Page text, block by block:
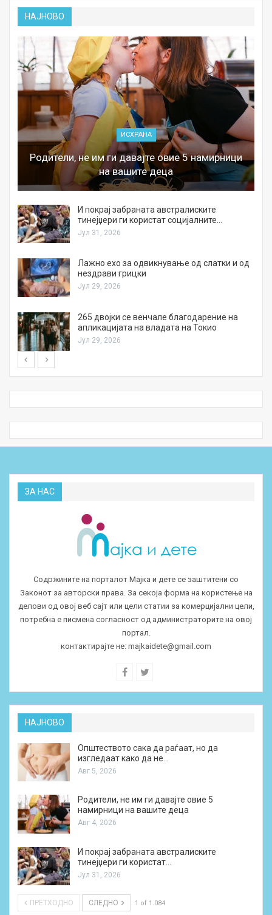
НАЈНОВО
ИСХРАНА
Родители, не им ги давајте овие 5 намирници
на вашите деца
И покрај забраната австралиските
тинејџери ги користат социјалните…
Јул 31, 2026
Лажно ехо за одвикнување од слатки и од
нездрави грицки
Јул 29, 2026
265 двојки се венчале благодарение на
апликацијата на владата на Токио
Јул 29, 2026
ЗА НАС
Содржините на порталот Мајка и дете се заштитени со
Законот за авторски права. За секоја форма на користење на
делови од овој веб сајт или цели статии за комерцијални цели,
потребна е писмена согласност од администраторите на овој
портал.
контактирајте не: majkaidete@gmail.com
НАЈНОВО
Општеството сака да раѓаат, но да
изгледаат како да не…
Авг 5, 2026
Родители, не им ги давајте овие 5
намирници на вашите деца
Авг 4, 2026
И покрај забраната австралиските
тинејџери ги користат…
Јул 31, 2026
ПРЕТХОДНО СЛЕДНО 1 of 1.084